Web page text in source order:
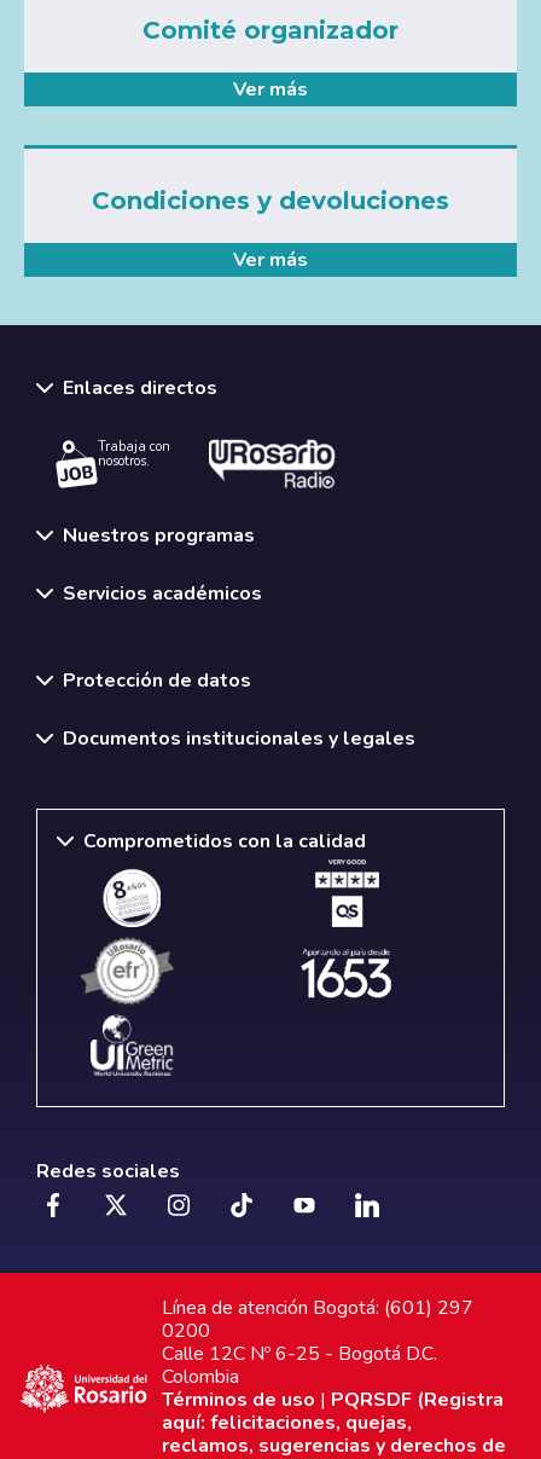
Comité organizador
Ver más
Condiciones y devoluciones
Ver más
Enlaces directos
Trabaja con
nosotros.
Nuestros programas
Servicios académicos
Protección de datos
Documentos institucionales y legales
Comprometidos con la calidad
Redes sociales
Línea de atención Bogotá: (601) 297
0200
Calle 12C Nº 6-25 - Bogotá D.C.
Colombia
Términos de uso | PQRSDF (Registra
aquí: felicitaciones, quejas,
reclamos, sugerencias y derechos de